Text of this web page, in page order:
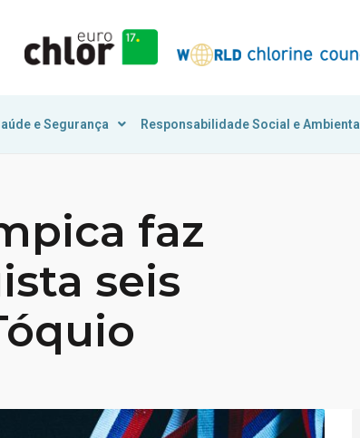
e Segurança Responsabilidade Social e Ambiental
faz
seis